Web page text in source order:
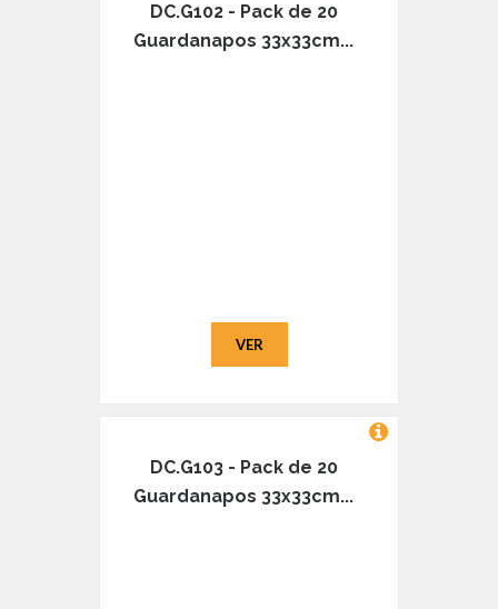
DC.G102 - Pack de 20
Guardanapos 33x33cm...
VER
DC.G103 - Pack de 20
Guardanapos 33x33cm...